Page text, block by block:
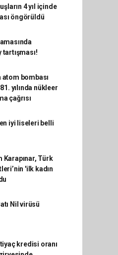
4 yıl içinde
öngörüldü
atom bombası
81. yılında nükleer
çağrısı
iyi liseleri belli
Karapınar, Türk
'ilk kadın
Nil virüsü
kredisi oranı